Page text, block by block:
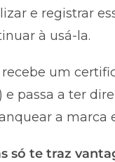
e registrar
à usá-la.
um
passa a ter
a marca
só te traz